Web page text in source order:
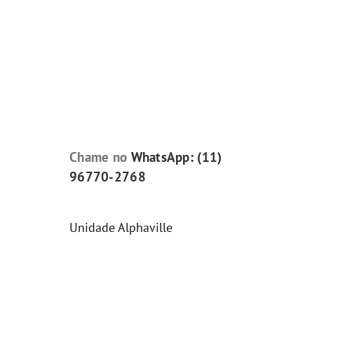
Chame no WhatsApp: (11)
96770-2768
Unidade Alphaville